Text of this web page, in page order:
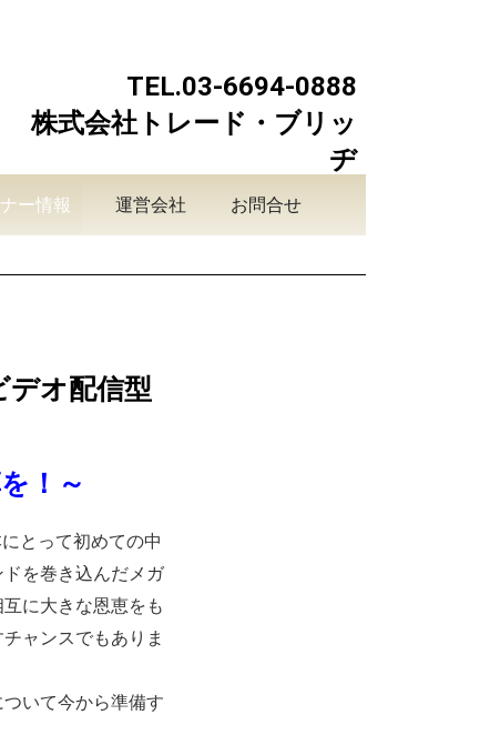
TEL.03-6694-0888
株式会社トレード・ブリッ
ヂ
ー情報 運営会社 お問合せ
デオ配信型
！～
とって初めての中
を巻き込んだメガ
に大きな恩恵をも
ャンスでもありま
いて今から準備す